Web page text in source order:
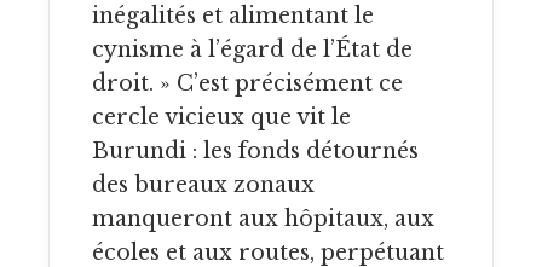
inégalités et alimentant le
cynisme à l’égard de l’État de
droit. » C’est précisément ce
cercle vicieux que vit le
Burundi : les fonds détournés
des bureaux zonaux
manqueront aux hôpitaux, aux
écoles et aux routes, perpétuant